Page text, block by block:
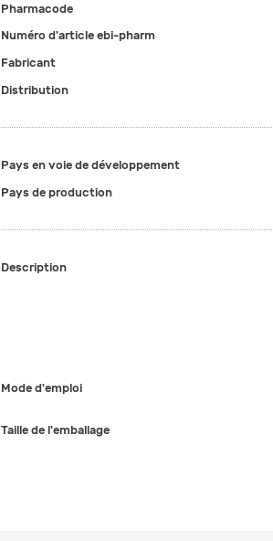
Pharmacode
Numéro d'article ebi-pharm
Fabricant
Distribution
Pays en voie de développement
Pays de production
Description
Mode d'emploi
Taille de l'emballage